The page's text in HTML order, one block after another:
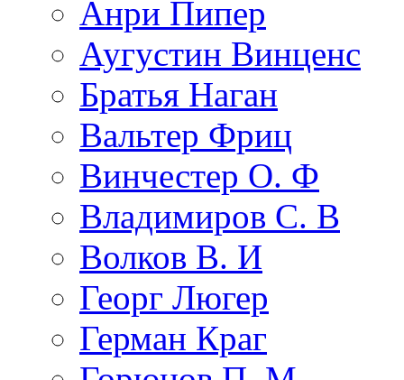
Анри Пипер
Аугустин Винценс
Братья Наган
Вальтер Фриц
Винчестер О. Ф
Владимиров С. В
Волков В. И
Георг Люгер
Герман Краг